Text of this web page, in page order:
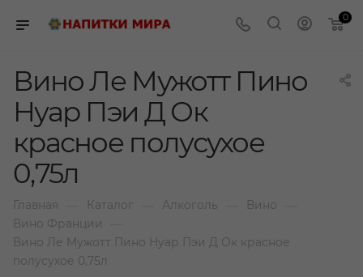
0
Вино Ле Мужотт Пино
Нуар Пэи Д Ок
красное полусухое
0,75л
Главная Каталог Алкоголь Вино
Вино Франции
Вино Ле Мужотт Пино Нуар Пэи Д Ок красное
полусухое 0,75л